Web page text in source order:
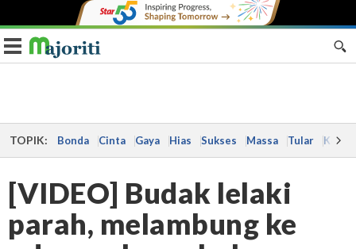
Toggle navigation
TOPIK: Bonda Cinta Gaya Hias Sukses Massa Tular Kes
[VIDEO] Budak lelaki
parah, melambung ke